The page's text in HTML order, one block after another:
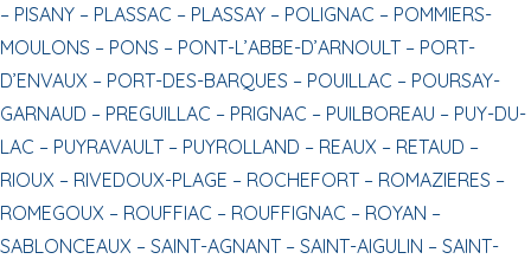
– PISANY – PLASSAC – PLASSAY – POLIGNAC – POMMIERS-
MOULONS – PONS – PONT-L’ABBE-D’ARNOULT – PORT-
D’ENVAUX – PORT-DES-BARQUES – POUILLAC – POURSAY-
GARNAUD – PREGUILLAC – PRIGNAC – PUILBOREAU – PUY-DU-
LAC – PUYRAVAULT – PUYROLLAND – REAUX – RETAUD –
RIOUX – RIVEDOUX-PLAGE – ROCHEFORT – ROMAZIERES –
ROMEGOUX – ROUFFIAC – ROUFFIGNAC – ROYAN –
SABLONCEAUX – SAINT-AGNANT – SAINT-AIGULIN – SAINT-